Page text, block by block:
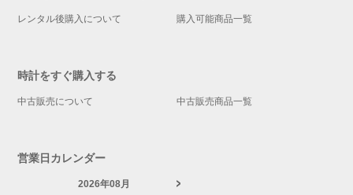
レンタル後購入について 購入可能商品一覧
時計をすぐ購入する
中古販売について 中古販売商品一覧
営業日カレンダー
2026年08月